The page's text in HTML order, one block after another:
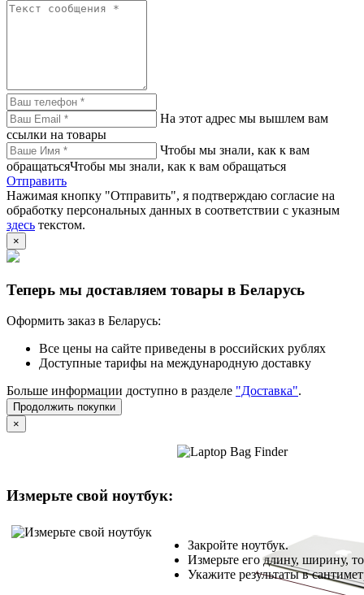
На этот адрес мы вышлем вам
ссылки на товары
Чтобы мы знали, как к вам
обращатьсяЧтобы мы знали, как к вам обращаться
Отправить
Нажимая кнопку "Отправить", я подтверждаю согласие на
обработку персональных данных в соответствии с указным
здесь текстом.
×
Теперь мы доставляем товары в Беларусь
Оформить заказ в Беларусь:
Все цены на сайте приведены в российских рублях
Доступные тарифы на международную доставку
Больше информации доступно в разделе "Доставка".
Продолжить покупки
×
Измерьте свой ноутбук:
Закройте ноутбук.
Измерьте его длину, ширину,
Укажите результаты в